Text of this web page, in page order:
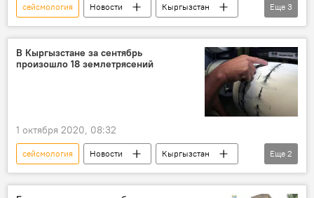
сейсмология Новости
Кыргызстан
Общество
Происшествия
землетрясение
Еще 3
В Кыргызстане за сентябрь
произошло 18 землетрясений
1 октября 2020, 08:32
сейсмология Новости
Кыргызстан
Происшествия
землетрясение
Еще 2